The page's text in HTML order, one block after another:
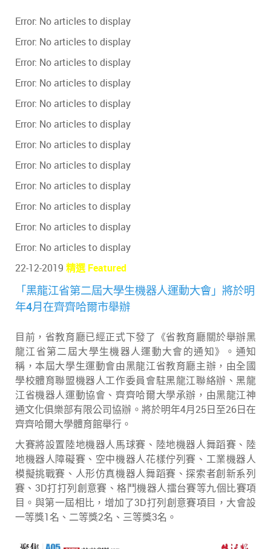
Error: No articles to display
Error: No articles to display
Error: No articles to display
Error: No articles to display
Error: No articles to display
Error: No articles to display
Error: No articles to display
Error: No articles to display
Error: No articles to display
Error: No articles to display
Error: No articles to display
Error: No articles to display
22-12-2019 精選 Featured
「黑龍江省第二屆大學生機器人運動大會」將於明
年4月在齊齊哈爾市舉辦
目前，省教育廳已經正式下發了《省教育廳關於舉辦黑
龍江省第二屆大學生機器人運動大會的通知》。通知
稱，本屆大學生運動會由黑龍江省教育廳主辦，由全國
學校體育聯盟機器人工作委員會駐黑龍江聯絡辦、黑龍
江省機器人運動協會、齊齊哈爾大學承辦，由黑龍江神
通文化俱樂部有限公司協辦。將於明年4月25日至26日在
齊齊哈爾大學體育館舉行。
大賽將設置陸地機器人馬球賽、陸地機器人舞蹈賽、陸
地機器人障礙賽、空中機器人花樣佇列賽、工業機器人
模擬挑戰賽、人形仿真機器人舞蹈賽、探索者創新系列
賽、3D打打列創意賽、格鬥機器人擂台賽等九個比賽項
目。與第一屆相比，增加了3D打列創意賽項目，大會設
一等獎1名、二等獎2名、三等獎3名。